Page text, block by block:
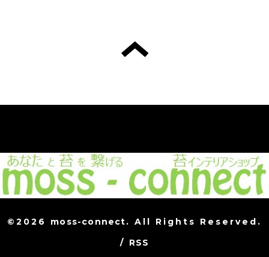
©2026 moss-connect. All Rights Reserved.
/ RSS